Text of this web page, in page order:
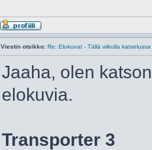
Viestin otsikko: Re: Elokuvat - Tällä viikolla katselussa
Jaaha, olen
elokuvia.
Transporter 3